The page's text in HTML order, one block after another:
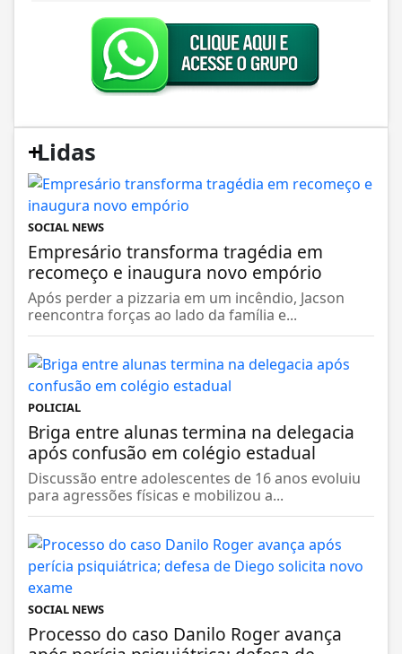
+
Lidas
SOCIAL NEWS
Empresário transforma tragédia em
recomeço e inaugura novo empório
Após perder a pizzaria em um incêndio, Jacson
reencontra forças ao lado da família e...
POLICIAL
Briga entre alunas termina na delegacia
após confusão em colégio estadual
Discussão entre adolescentes de 16 anos evoluiu
para agressões físicas e mobilizou a...
SOCIAL NEWS
Processo do caso Danilo Roger avança